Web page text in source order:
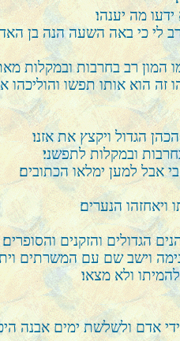
מה יענהו׃
לי כי באה השעה הנה בן
רב בחרבות ובמקלות מאת
הוא אותו תפשו והוליכהו
הגדול ויקצץ את אזנו׃
ובמקלות לתפשני׃
אבל למען ימלאו הכתובים׃
הנערים׃
הגדולים והזקנים והסופרים׃
וישב שם עם המשרתים
ולא מצאו׃
אדם ולשלשת ימים אבנה